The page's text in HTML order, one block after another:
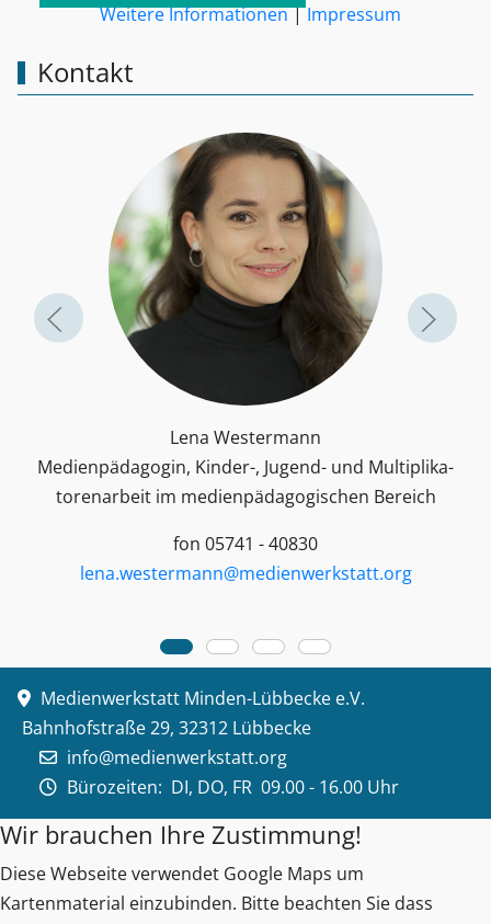
Kontakt
Lena Westermann
Medienpädagogin, Kinder-, Jugend- und Multiplika­
toren­arbeit im medienpädagogischen Bereich
fon 05741 - 40830
lena.westermann@medienwerkstatt.org
Medienwerkstatt Minden-Lübbecke e.V.
Bahnhofstraße 29, 32312 Lübbecke
info@medienwerkstatt.org
Bürozeiten: DI, DO, FR 09.00 - 16.00 Uhr
Wir brauchen Ihre Zustimmung!
Diese Webseite verwendet Google Maps um
Kartenmaterial einzubinden. Bitte beachten Sie dass
Weitere Informationen|Impressum